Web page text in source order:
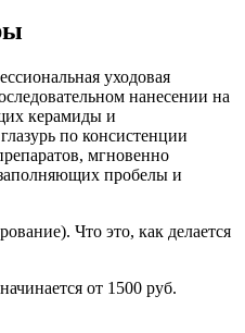
уходовая
нанесении на
керамиды и
по консистенции
мгновенно
пробелы и
от 1500 руб.